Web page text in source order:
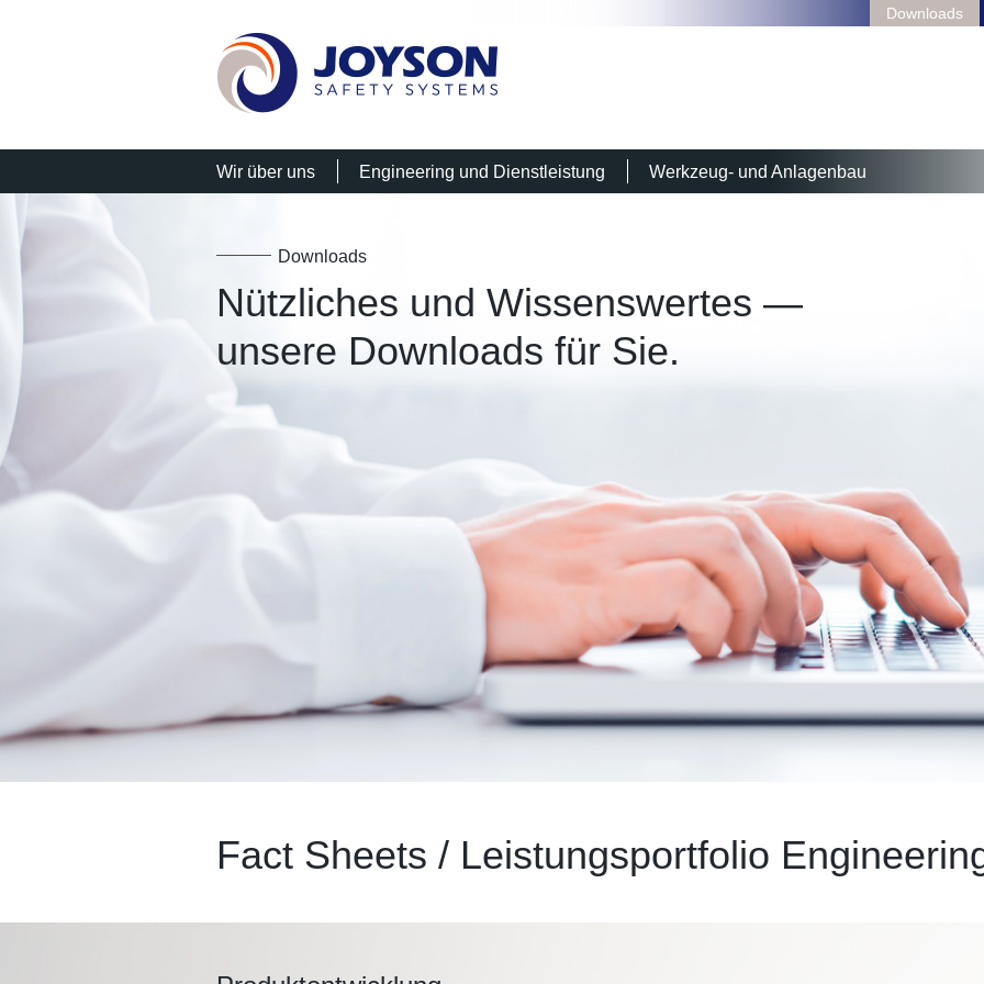
Downloads
Wir über uns Engineering und Dienstleistung Werkzeug- und Anlagenbau
Downloads
Nützliches und Wissenswertes —
unsere Downloads für Sie.
Fact Sheets / Leistungsportfolio